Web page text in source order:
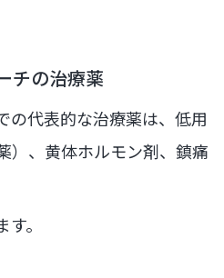
チの治療薬
の代表的な治療薬は、低用
）、黄体ホルモン剤、鎮痛
。